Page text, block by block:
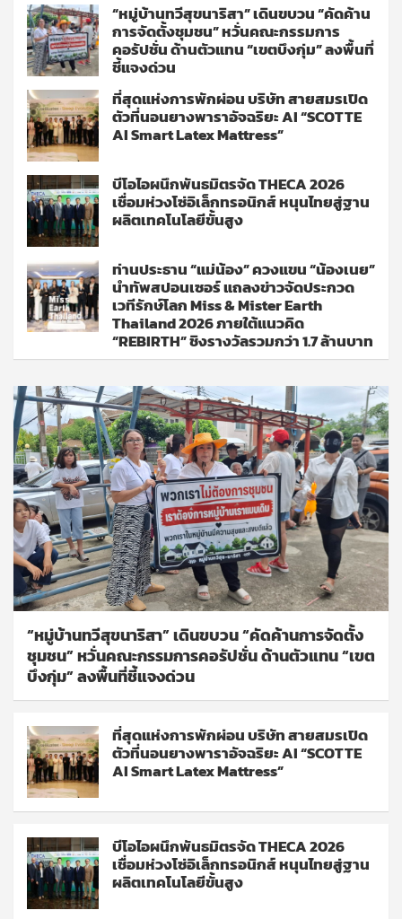
“หมู่บ้านทวีสุขนาริสา” เดินขบวน “คัดค้าน
การจัดตั้งชุมชน” หวั่นคณะกรรมการ
คอรัปชั่น ด้านตัวแทน “เขตบึงกุ่ม” ลงพื้นที่
ชี้แจงด่วน
ที่สุดแห่งการพักผ่อน บริษัท สายสมรเปิด
ตัวที่นอนยางพาราอัจฉริยะ AI “SCOTTE
AI Smart Latex Mattress”
บีโอไอผนึกพันธมิตรจัด THECA 2026
เชื่อมห่วงโซ่อิเล็กทรอนิกส์ หนุนไทยสู่ฐาน
ผลิตเทคโนโลยีขั้นสูง
ท่านประธาน “แม่น้อง” ควงแขน “น้องเนย”
นำทัพสปอนเซอร์ แถลงข่าวจัดประกวด
เวทีรักษ์โลก Miss & Mister Earth
Thailand 2026 ภายใต้แนวคิด
“REBIRTH” ชิงรางวัลรวมกว่า 1.7 ล้านบาท
“หมู่บ้านทวีสุขนาริสา” เดินขบวน “คัดค้านการจัดตั้ง
ชุมชน” หวั่นคณะกรรมการคอรัปชั่น ด้านตัวแทน “เขต
บึงกุ่ม” ลงพื้นที่ชี้แจงด่วน
ที่สุดแห่งการพักผ่อน บริษัท สายสมรเปิด
ตัวที่นอนยางพาราอัจฉริยะ AI “SCOTTE
AI Smart Latex Mattress”
บีโอไอผนึกพันธมิตรจัด THECA 2026
เชื่อมห่วงโซ่อิเล็กทรอนิกส์ หนุนไทยสู่ฐาน
ผลิตเทคโนโลยีขั้นสูง